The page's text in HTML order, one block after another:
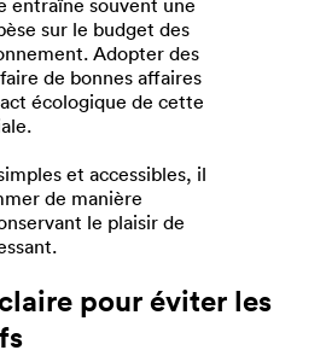
sur le budget des
Adopter des
de bonnes affaires
écologique de cette
et accessibles, il
de manière
le plaisir de
pour éviter les